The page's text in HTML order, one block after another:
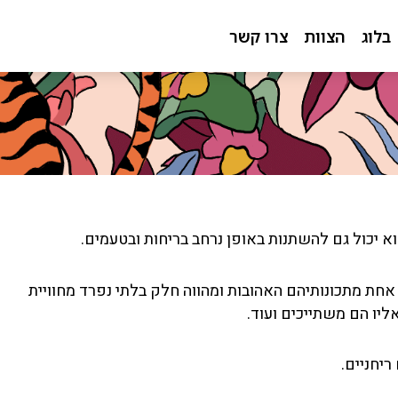
בלוג הצוות צרו קשר
גם להשתנות באופן נרחב בריחות ובטעמים.
מתכונותיהם האהובות ומהווה חלק בלתי נפרד מחוויית
הם משתייכים ועוד.